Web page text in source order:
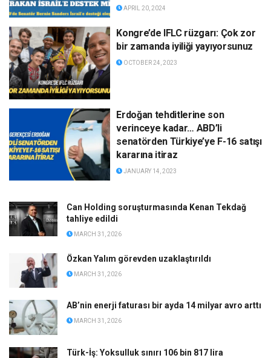
APRIL 20, 2024
Kongre’de IFLC rüzgarı: Çok zor
bir zamanda iyiliği yayıyorsunuz
OCTOBER 24, 2023
Erdoğan tehditlerine son
verinceye kadar… ABD’li
senatörden Türkiye’ye F-16 satışı
kararına itiraz
JANUARY 14, 2023
Can Holding soruşturmasında Kenan Tekdağ
tahliye edildi
MARCH 31, 2026
Özkan Yalım görevden uzaklaştırıldı
MARCH 31, 2026
AB’nin enerji faturası bir ayda 14 milyar avro arttı
MARCH 31, 2026
Türk-İş: Yoksulluk sınırı 106 bin 817 lira